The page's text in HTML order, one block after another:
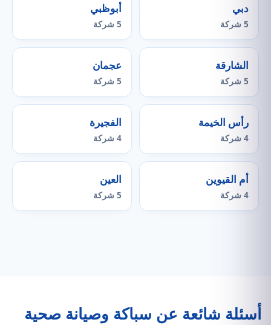
دبي
5 شركة
أبوظبي
5 شركة
الشارقة
5 شركة
عجمان
5 شركة
رأس الخيمة
4 شركة
الفجيرة
4 شركة
أم القيوين
4 شركة
العين
5 شركة
أسئلة شائعة عن سباكة وصيانة صحية